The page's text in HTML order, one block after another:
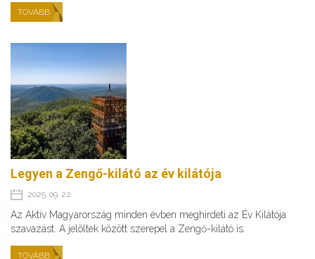
TOVÁBB
Legyen a Zengő-kilátó az év kilátója
2025. 09. 22.
Az Aktív Magyarország minden évben meghirdeti az Év Kilátója
szavazást. A jelöltek között szerepel a Zengő-kilátó is.
TOVÁBB